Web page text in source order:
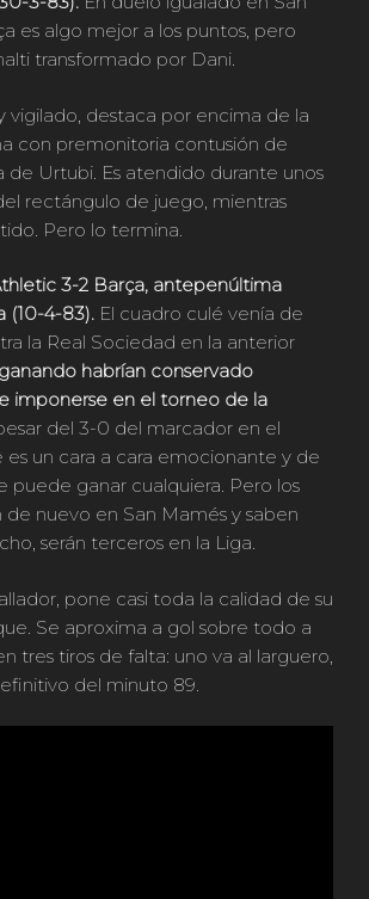
es algo mejor a los puntos, pero
transformado por Dani.
vigilado, destaca por encima de la
con premonitoria contusión de
de Urtubi. Es atendido durante unos
rectángulo de juego, mientras
Pero lo termina.
3-2 Barça, antepenúltima
(10-4-83). El cuadro culé venía de
la Real Sociedad en la anterior
habrían conservado
imponerse en el torneo de la
del 3-0 del marcador en el
es un cara a cara emocionante y de
puede ganar cualquiera. Pero los
de nuevo en San Mamés y saben
serán terceros en la Liga.
pone casi toda la calidad de su
Se aproxima a gol sobre todo a
tres tiros de falta: uno va al larguero,
del minuto 89.